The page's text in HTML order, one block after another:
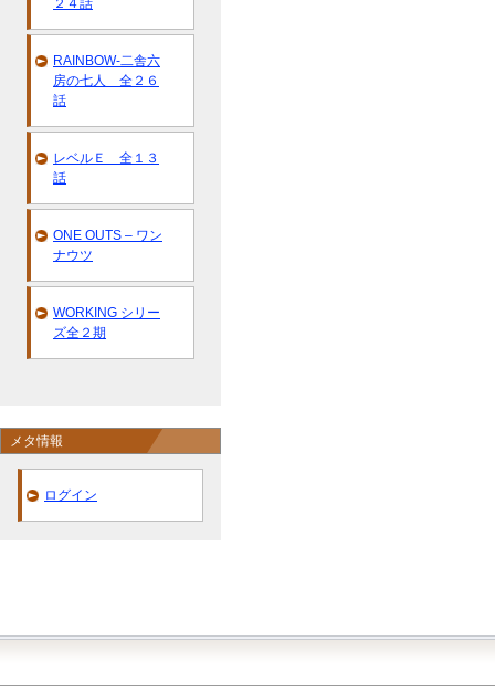
２４話
RAINBOW-二舎六
房の七人 全２６
話
レベルＥ 全１３
話
ONE OUTS – ワン
ナウツ
WORKING シリー
ズ全２期
メタ情報
ログイン